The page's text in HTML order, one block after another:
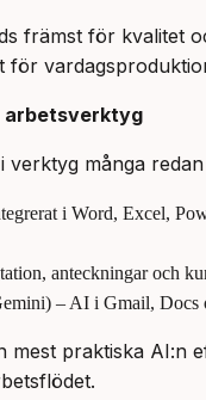
främst för kvalitet
för
arbetsverktyg
verktyg många
i Word, Excel,
anteckningar och
– AI i Gmail, Docs
mest praktiska AI:n